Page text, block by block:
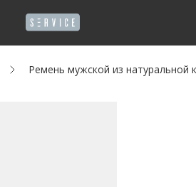
Ремень мужской из натуральной